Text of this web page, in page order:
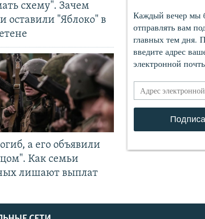
схему". Зачем
оставили "Яблоко" в
а его объявили
Как семьи
лишают выплат